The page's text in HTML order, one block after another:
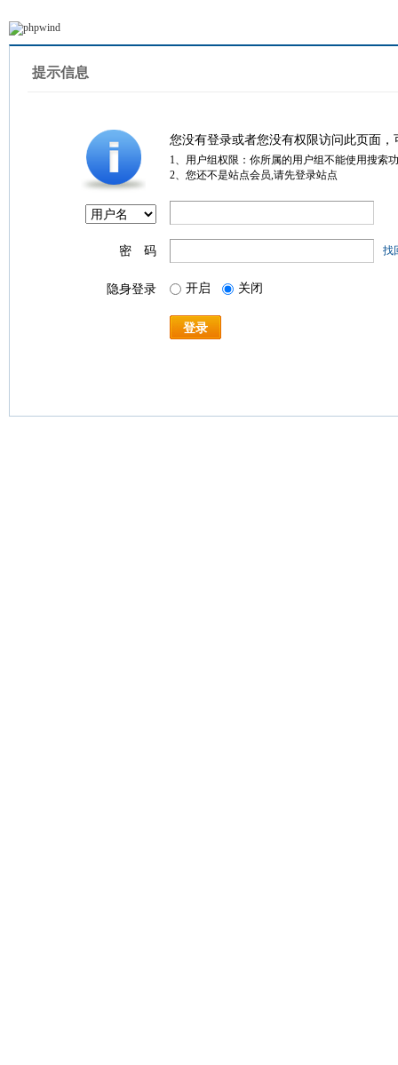
提示信息
您没有登录或者您没有权限访问此页面
1、用户组权限：你所属的用户组不能使用搜索
2、您还不是站点会员,请先登录站点
密 码 找
隐身登录 开启 关闭
登录